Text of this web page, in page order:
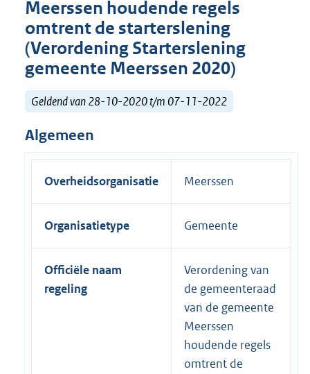
Meerssen houdende regels
omtrent de starterslening
(Verordening Starterslening
gemeente Meerssen 2020)
Geldend van 28-10-2020 t/m 07-11-2022
Algemeen
Overheidsorganisatie Meerssen
Organisatietype Gemeente
Officiële naam
regeling
Verordening van
de gemeenteraad
van de gemeente
Meerssen
houdende regels
omtrent de